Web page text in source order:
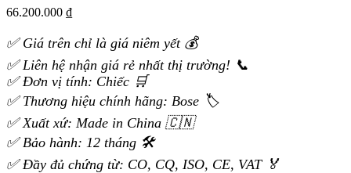
66.200.000 ₫
✅ Giá trên chỉ là giá niêm yết 💰
✅ Liên hệ nhận giá rẻ nhất thị trường! 📞
✅ Đơn vị tính: Chiếc 🛒
✅ Thương hiệu chính hãng: Bose 🏷️
✅ Xuất xứ: Made in China 🇨🇳
✅ Bảo hành: 12 tháng 🛠️
✅ Đầy đủ chứng từ: CO, CQ, ISO, CE, VAT 🏅